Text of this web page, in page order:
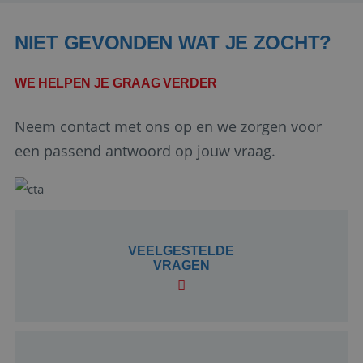
NIET GEVONDEN WAT JE ZOCHT?
WE HELPEN JE GRAAG VERDER
Neem contact met ons op en we zorgen voor
een passend antwoord op jouw vraag.
VEELGESTELDE
VRAGEN
Corporation
.linkedin.com
Google Privacy Policy